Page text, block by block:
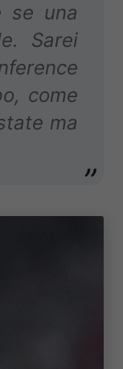
se una
Sarei
come
ma